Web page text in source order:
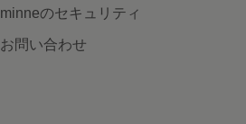
minneのセキュリティ
お問い合わせ